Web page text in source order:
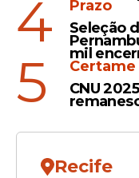
4
Prazo
Seleção
mil
5
Certame
CNU
Recife